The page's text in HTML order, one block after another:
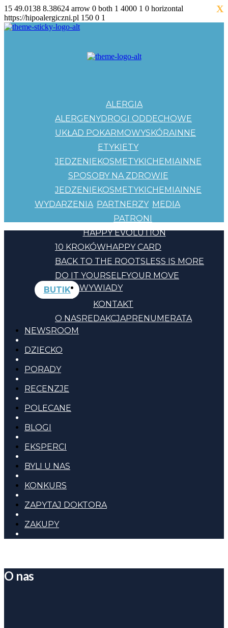
15 49.0138 8.38624 arrow 0 both 1 4000 1 0 horizontal
https://hipoalergiczni.pl 150 0 1
ALERGIA
ALERGENYDROGI ODDECHOWE
UKŁAD POKARMOWYSKÓRAINNE
ETYKIETY
JEDZENIEKOSMETYKICHEMIAINNE
SPOSOBY NA ZDROWIE
JEDZENIEKOSMETYKICHEMIAINNE
WYDARZENIA PARTNERZY
PATRONI
MEDIA
HAPPY EVOLUTION
10 KROKÓWHAPPY CARD
BACK TO THE ROOTSLESS IS MORE
DO IT YOURSELFYOUR MOVE
BUTIK
KONTAKT
O NASREDAKCJAPRENUMERATA
WYWIADY
NEWSROOM
DZIECKO
PORADY
RECENZJE
POLECANE
BLOGI
EKSPERCI
BYLI U NAS
KONKURS
ZAPYTAJ DOKTORA
ZAKUPY
O nas
X